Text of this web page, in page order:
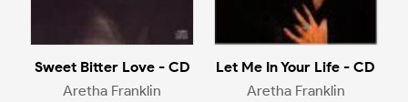
Sweet Bitter Love - CD
Aretha Franklin
Let Me In Your Life - CD
Aretha Franklin